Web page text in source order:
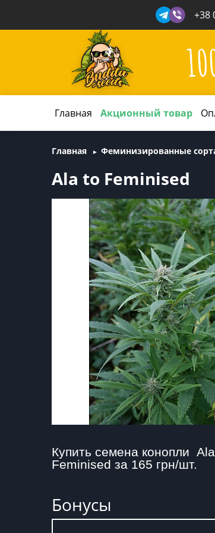
+38
Главная Акционный товар
Главная Феминизированные
Ala to Feminised
Купить семена конопли
Feminised за 165 грн/шт.
Бонусы